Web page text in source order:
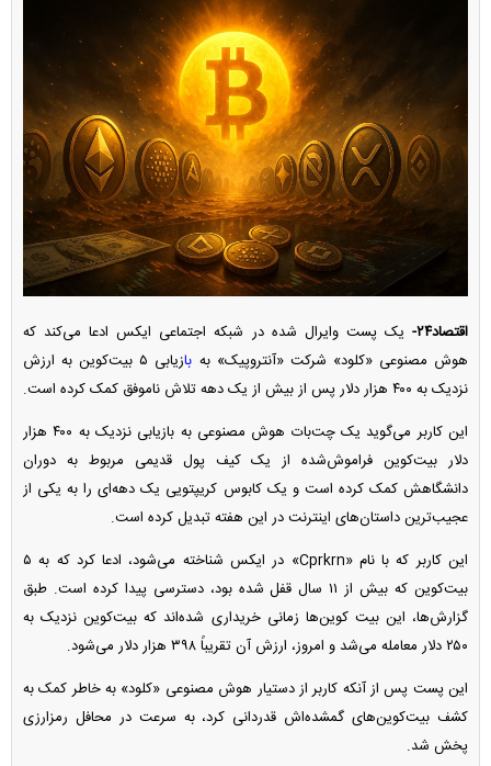
اقتصاد۲۴-
یک پست وایرال شده در شبکه اجتماعی ایکس ادعا می‌کند که
هوش مصنوعی «کلود» شرکت «آنتروپیک» به با
زیابی ۵ بیت‌کوین به ارزش
نزدیک به ۴۰۰ هزار دلار پس از بیش از یک دهه تلاش ناموفق کمک کرده است.
این کاربر می‌گوید یک چت‌بات هوش مصنوعی به بازیابی نزدیک به ۴۰۰ هزار
دلار بیت‌کوین فراموش‌شده از یک کیف پول قدیمی مربوط به دوران
دانشگاهش کمک کرده است و یک کابوس کریپتویی یک دهه‌ای را به یکی از
عجیب‌ترین داستان‌های اینترنت در این هفته تبدیل کرده است.
این کاربر که با نام «Cprkrn» در ایکس شناخته می‌شود، ادعا کرد که به ۵
بیت‌کوین که بیش از ۱۱ سال قفل شده بود، دسترسی پیدا کرده است. طبق
گزارش‌ها، این بیت کوین‌ها زمانی خریداری شده‌اند که بیت‌کوین نزدیک به
۲۵۰ دلار معامله می‌شد و امروز، ارزش آن تقریباً ۳۹۸ هزار دلار می‌شود.
این پست پس از آنکه کاربر از دستیار هوش مصنوعی «کلود» به خاطر کمک به
کشف بیت‌کوین‌های گمشده‌اش قدردانی کرد، به سرعت در محافل رمزارزی
پخش شد.